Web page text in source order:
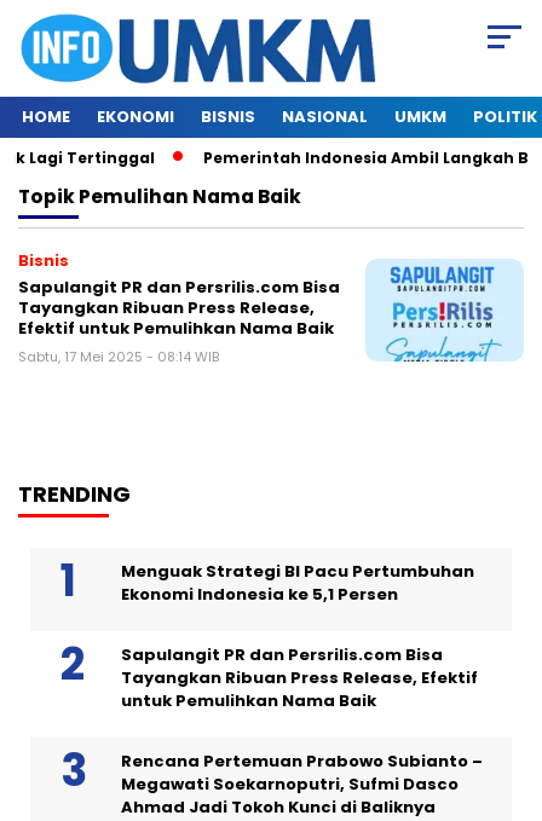
HOME EKONOMI BISNIS NASIONAL UMKM POLITIK
Lagi Tertinggal Pemerintah Indonesia Ambil Langkah
TopikPemulihan Nama Baik
Bisnis
Sapulangit PR dan Persrilis.com Bisa
Tayangkan Ribuan Press Release,
Efektif untuk Pemulihkan Nama Baik
Sabtu, 17 Mei 2025 - 08:14 WIB
TRENDING
Menguak Strategi BI Pacu Pertumbuhan
Ekonomi Indonesia ke 5,1 Persen
Sapulangit PR dan Persrilis.com Bisa
Tayangkan Ribuan Press Release, Efektif
untuk Pemulihkan Nama Baik
Rencana Pertemuan Prabowo Subianto –
Megawati Soekarnoputri, Sufmi Dasco
Ahmad Jadi Tokoh Kunci di Baliknya